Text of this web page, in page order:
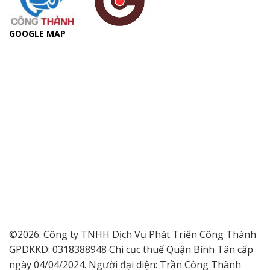
GOOGLE MAP
©2026. Công ty TNHH Dịch Vụ Phát Triển Công Thành
GPDKKD: 0318388948 Chi cục thuế Quận Bình Tân cấp
ngày 04/04/2024. Người đại diện: Trần Công Thành